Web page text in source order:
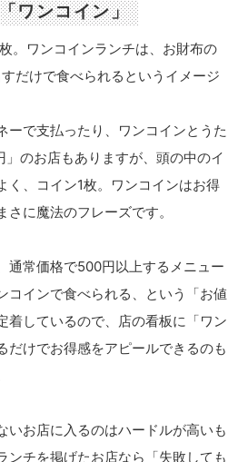
ワンコイン」
。ワンコインランチは、お財布の
だけで食べられるというイメージ
ーで支払ったり、ワンコインとうた
のお店もありますが、頭の中のイ
く、コイン1枚。ワンコインはお得
に魔法のフレーズです。
通常価格で500円以上するメニュー
コインで食べられる、という「お値
着しているので、店の看板に「ワン
だけでお得感をアピールできるのも
いお店に入るのはハードルが高いも
ンチを掲げたお店なら「失敗しても